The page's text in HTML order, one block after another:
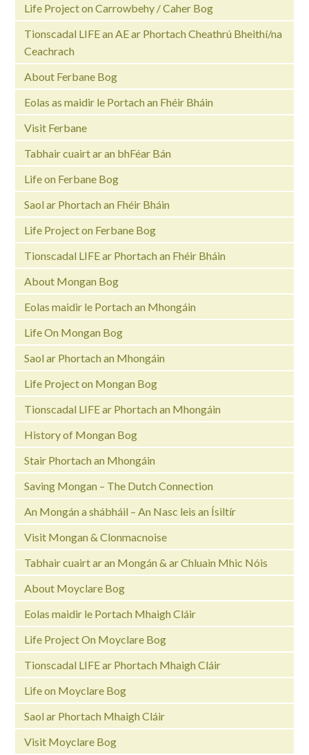
Life Project on Carrowbehy / Caher Bog
Tionscadal LIFE an AE ar Phortach Cheathrú Bheithí/na
Ceachrach
About Ferbane Bog
Eolas as maidir le Portach an Fhéir Bháin
Visit Ferbane
Tabhair cuairt ar an bhFéar Bán
Life on Ferbane Bog
Saol ar Phortach an Fhéir Bháin
Life Project on Ferbane Bog
Tionscadal LIFE ar Phortach an Fhéir Bháin
About Mongan Bog
Eolas maidir le Portach an Mhongáin
Life On Mongan Bog
Saol ar Phortach an Mhongáin
Life Project on Mongan Bog
Tionscadal LIFE ar Phortach an Mhongáin
History of Mongan Bog
Stair Phortach an Mhongáin
Saving Mongan – The Dutch Connection
An Mongán a shábháil – An Nasc leis an Ísiltír
Visit Mongan & Clonmacnoise
Tabhair cuairt ar an Mongán & ar Chluain Mhic Nóis
About Moyclare Bog
Eolas maidir le Portach Mhaigh Cláir
Life Project On Moyclare Bog
Tionscadal LIFE ar Phortach Mhaigh Cláir
Life on Moyclare Bog
Saol ar Phortach Mhaigh Cláir
Visit Moyclare Bog